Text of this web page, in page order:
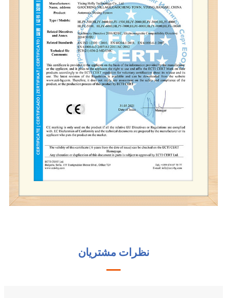
نظرات مشتریان